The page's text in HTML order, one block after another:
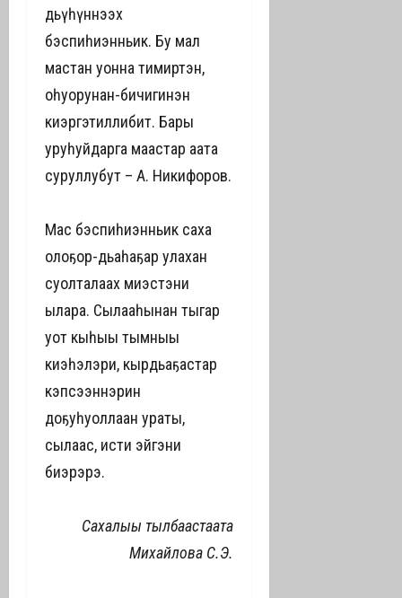
дьүһүннээх
бэспиһиэнньик. Бу мал
мастан уонна тимиртэн,
оһуорунан-бичигинэн
киэргэтиллибит. Бары
уруһуйдарга маастар аата
суруллубут – А. Никифоров.
Мас бэспиһиэнньик саха
олоҕор-дьаһаҕар улахан
суолталаах миэстэни
ылара. Сылааһынан тыгар
уот кыһыҥҥы тымныы
киэһэлэри, кырдьаҕастар
кэпсээннэрин
доҕуһуоллаан ураты,
сылаас, истиҥ эйгэни
биэрэрэ.
Сахалыы тылбаастаата
Михайлова С.Э.